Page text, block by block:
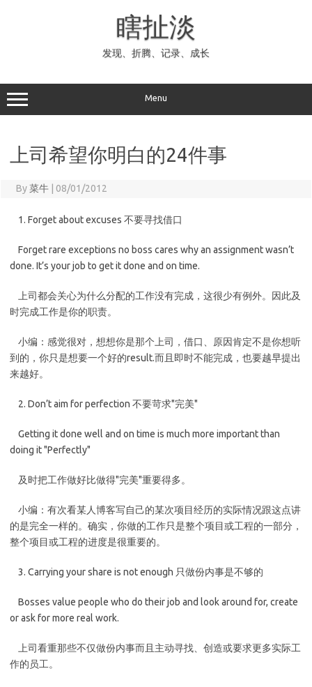
瞎扯淡
发现、折腾、记录、成长
Menu
上司希望你明白的24件事
By菜牛 08/01/2012
1. Forget about excuses 不要寻找借口
Forget rare exceptions no boss cares why an assignment wasn’t
done. It’s your job to get it done and on time.
上司都会关心为什么分配的工作没有完成，这很少有例外。因此及
时完成工作是你的职责。
小编：感觉很对，想想你是那个上司，借口、原因肯定不是你想听
到的，你只是想要一个好的result.而且即时不能完成，也要越早提出
来越好。
2. Don’t aim for perfection 不要苛求"完美"
Getting it done well and on time is much more important than
doing it "Perfectly"
及时把工作做好比做得"完美"重要得多。
小编：有次看某人博客写自己的某次项目经历的实际情况跟这点讲
的是完全一样的。确实，你做的工作只是整个项目或工程的一部分，
整个项目或工程的进度是很重要的。
3. Carrying your share is not enough 只做份内事是不够的
Bosses value people who do their job and look around for, create
or ask for more real work.
上司看重那些不仅做份内事而且主动寻找、创造或要求更多实际工
作的员工。